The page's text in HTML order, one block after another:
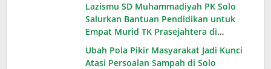
Lazismu SD Muhammadiyah PK Solo
Salurkan Bantuan Pendidikan untuk
Empat Murid TK Prasejahtera di
Karanganyar
Ubah Pola Pikir Masyarakat Jadi Kunci
Atasi Persoalan Sampah di Solo